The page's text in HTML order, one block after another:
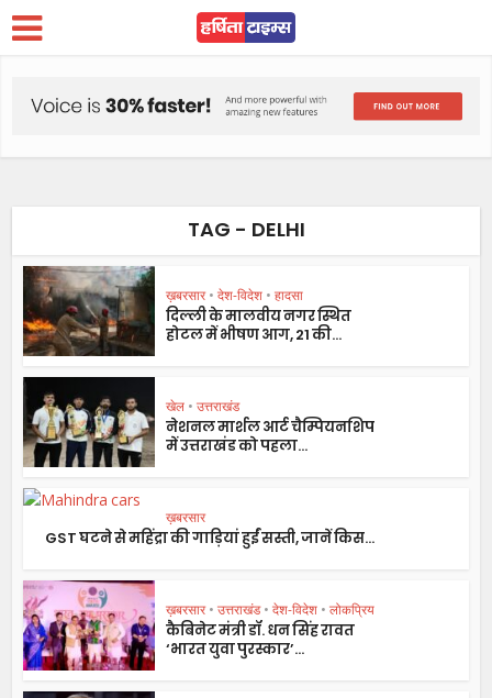
TAG - DELHI
ख़बरसार • देश-विदेश • हादसा
दिल्ली के मालवीय नगर स्थित
होटल में भीषण आग, 21 की...
खेल • उत्तराखंड
नेशनल मार्शल आर्ट चैम्पियनशिप
में उत्तराखंड को पहला...
ख़बरसार
GST घटने से महिंद्रा की गाड़ियां हुईं सस्ती, जानें किस...
ख़बरसार • उत्तराखंड • देश-विदेश • लोकप्रिय
कैबिनेट मंत्री डॉ. धन सिंह रावत
‘भारत युवा पुरस्कार’...